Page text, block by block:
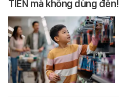
TIỀN mà không dùng đến!